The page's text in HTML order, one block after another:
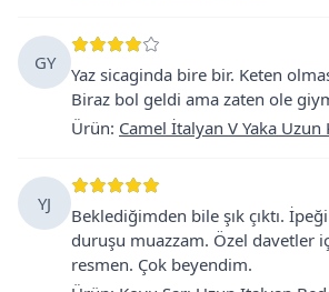
GY
Yaz sicaginda bire bir. Keten
Biraz bol geldi ama zaten ole
Ürün: Camel İtalyan V Yaka Uzun
YJ
Beklediğimden bile şık çıktı.
duruşu muazzam. Özel davetler
resmen. Çok beyendim.